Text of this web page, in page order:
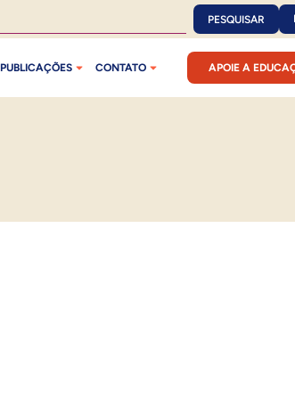
PESQUISAR
PUBLICAÇÕES CONTATO APOIE A